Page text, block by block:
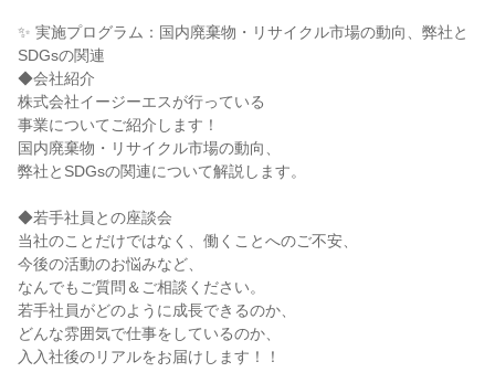
✨ 実施プログラム：国内廃棄物・リサイクル市場の動向、弊社と
SDGsの関連
◆会社紹介
株式会社イージーエスが行っている
事業についてご紹介します！
国内廃棄物・リサイクル市場の動向、
弊社とSDGsの関連について解説します。
◆若手社員との座談会
当社のことだけではなく、働くことへのご不安、
今後の活動のお悩みなど、
なんでもご質問＆ご相談ください。
若手社員がどのように成長できるのか、
どんな雰囲気で仕事をしているのか、
入入社後のリアルをお届けします！！